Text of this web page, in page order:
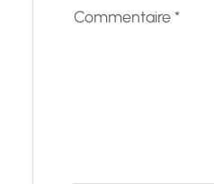
Commentaire*